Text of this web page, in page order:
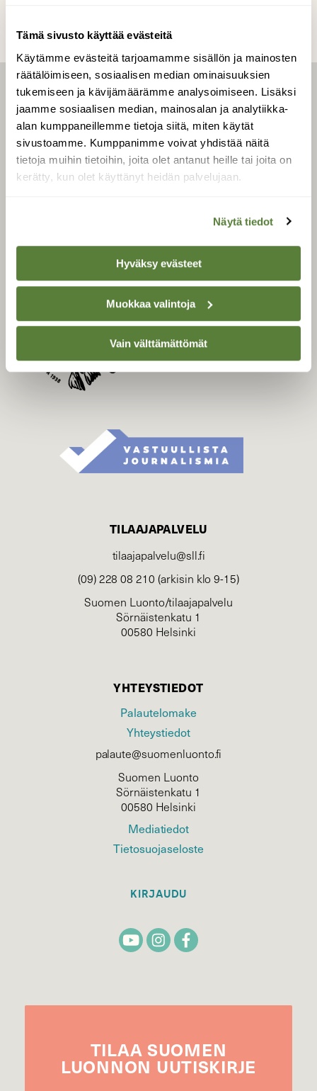
Tämä sivusto käyttää evästeitä
Käytämme evästeitä tarjoamamme sisällön ja mainosten
räätälöimiseen, sosiaalisen median ominaisuuksien
tukemiseen ja kävijämäärämme analysoimiseen. Lisäksi
jaamme sosiaalisen median, mainosalan ja analytiikka-
alan kumppaneillemme tietoja siitä, miten käytät
sivustoamme. Kumppanimme voivat yhdistää näitä
tietoja muihin tietoihin, joita olet antanut heille tai joita on
kerätty, kun olet käyttänyt heidän palvelujaan.
Näytä tiedot
Hyväksy evästeet
Muokkaa valintoja
Vain välttämättömät
LEHTI
Uusin lehti
Tilaa Suomen Luonto
Tilaa digilukuoikeus
Äänestä parasta juttua
SUOJELU­LIITTO
Suomen Luonto -lehden
kustantaja onSuomen
luonnonsuojelu­liitto
TILAAJAPALVELU
tilaajapalvelu@sll.fi
(09) 228 08 210 (arkisin klo 9-15)
Suomen Luonto/tilaajapalvelu
Sörnäistenkatu 1
00580 Helsinki
YHTEYSTIEDOT
Palautelomake
Yhteystiedot
palaute@suomenluonto.fi
Suomen Luonto
Sörnäistenkatu 1
00580 Helsinki
Mediatiedot
Tietosuojaseloste
KIRJAUDU
TILAA SUOMEN
LUONNON UUTIS­KIRJE